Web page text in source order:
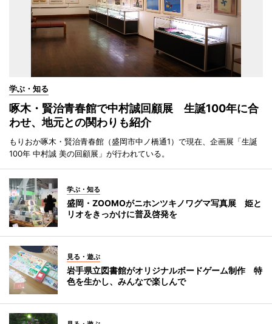
学ぶ・知る
啄木・賢治青春館で中村誠回顧展 生誕100年に合
わせ、地元との関わりも紹介
もりおか啄木・賢治青春館（盛岡市中ノ橋通1）で現在、企画展「生誕
100年 中村誠 美の回顧展」が行われている。
学ぶ・知る
盛岡・ZOOMOがニホンツキノワグマ写真展 姫と
リオをきっかけに普及啓発を
見る・遊ぶ
岩手県立図書館がオリジナルボードゲーム制作 特
色を生かし、みんなで楽しんで